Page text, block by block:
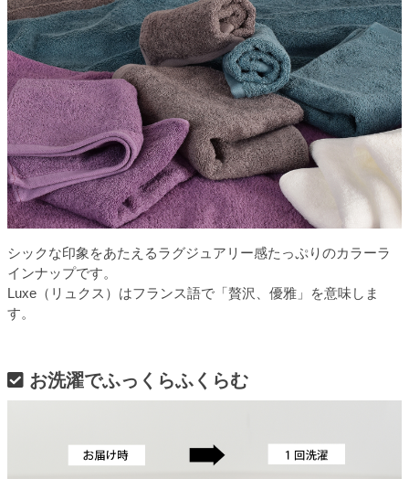
シックな印象をあたえるラグジュアリー感たっぷりのカラーラ
インナップです。
Luxe（リュクス）はフランス語で「贅沢、優雅」を意味しま
す。
お洗濯でふっくらふくらむ